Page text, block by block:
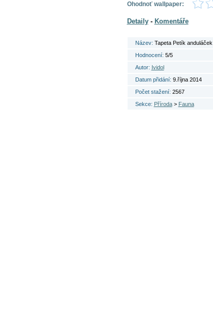
Ohodnoť wallpaper:
Detaily- Komentáře
Název: Tapeta Petík anduláček
Hodnocení: 5/5
Autor: Ividol
Datum přidání: 9.října 2014
Počet stažení: 2567
Sekce: Příroda> Fauna